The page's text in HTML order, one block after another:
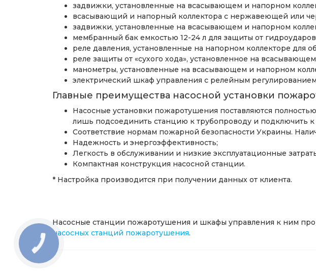
задвижки, установленные на всасывающем и напорном
всасывающий и напорный коллектора с нержавеющей или
задвижки, установленные на всасывающем и напорном
мембранный бак емкостью 12-24 л для защиты от
реле давления, установленные на напорном коллекторе для
реле защиты от «сухого хода», установленное на
манометры, установленные на всасывающем и напорном
электрический шкаф управления с релейным
Главные преимущества насосной установки
Насосные установки пожаротушения поставляются
лишь подсоединить станцию к трубопроводу и подключить к
Соответствие нормам пожарной безопасности Украины.
Надежность и энергоэффективность;
Легкость в обслуживании и низкие эксплуатационные
Компактная конструкция насосной станции.
* Настройка производится при получении данных от клиента.
Насосные станции пожаротушения и шкафы управления к ним
насосных станций пожаротушения.
КНОПКА
ЗВ'ЯЗКУ